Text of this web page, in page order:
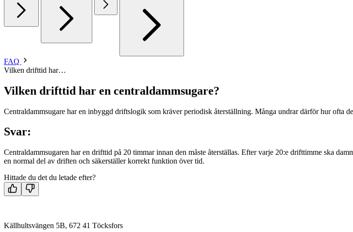
FAQ
Vilken drifttid har…
Vilken drifttid har en centraldammsugare?
Centraldammsugare har en inbyggd driftslogik som kräver periodisk återställning. Många undrar därför hur ofta
Svar:
Centraldammsugaren har en drifttid på 20 timmar innan den måste återställas. Efter varje 20:e drifttimme ska
en normal del av driften och säkerställer korrekt funktion över tid.
Hittade du det du letade efter?
Källhultsvängen 5B, 672 41 Töcksfors